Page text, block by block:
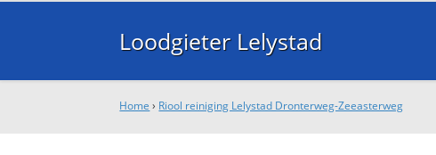
Loodgieter Lelystad
Home › Riool reiniging Lelystad Dronterweg-Zeeasterweg